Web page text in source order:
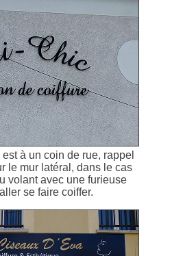
à un coin de rue, rappel
le mur latéral, dans le cas
volant avec une furieuse
se faire coiffer.